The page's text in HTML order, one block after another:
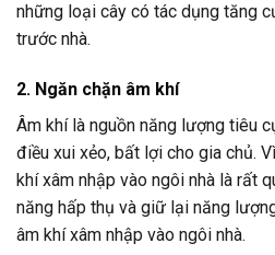
những loại cây có tác dụng tăng
trước nhà.
2. Ngăn chặn âm khí
Âm khí là nguồn năng lượng tiêu
điều xui xẻo, bất lợi cho gia chủ.
khí xâm nhập vào ngôi nhà là rất
năng hấp thụ và giữ lại năng
âm khí xâm nhập vào ngôi nhà.